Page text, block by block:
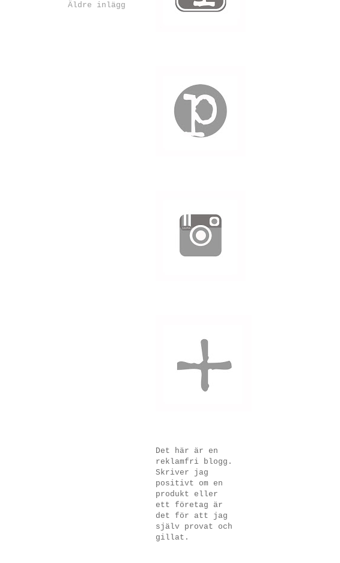
Äldre inlägg
Det här är en
reklamfri blogg.
Skriver jag
positivt om en
produkt eller
ett företag är
det för att jag
själv provat och
gillat.